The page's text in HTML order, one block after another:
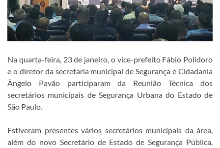
Na quarta-feira, 23 de janeiro, o vice-prefeito Fábio Polidoro
e o diretor da secretaria municipal de Segurança e Cidadania
Ângelo Pavão participaram da Reunião Técnica dos
secretários municipais de Segurança Urbana do Estado de
São Paulo.
Estiveram presentes vários secretários municipais da área,
além do novo Secretário de Estado de Segurança Pública,